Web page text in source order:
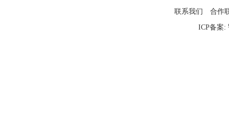
联系我们 合作
ICP备案: